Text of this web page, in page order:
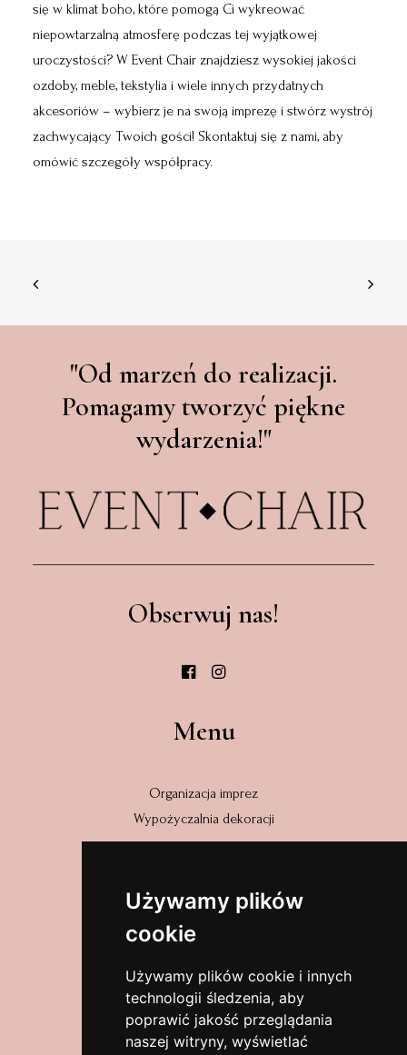
Używamy plików
cookie
Używamy plików cookie i innych
technologii śledzenia, aby
poprawić jakość przeglądania
naszej witryny, wyświetlać
się w klimat boho, które pomogą Ci wykreować
niepowtarzalną atmosferę podczas tej wyjątkowej
uroczystości? W Event Chair znajdziesz wysokiej jakości
ozdoby, meble, tekstylia i wiele innych przydatnych
akcesoriów – wybierz je na swoją imprezę i stwórz wystrój
zachwycający Twoich gości! Skontaktuj się z nami, aby
omówić szczegóły współpracy.
"Od marzeń do realizacji.
Pomagamy tworzyć piękne
wydarzenia!"
Obserwuj nas!
Menu
Organizacja imprez
Wypożyczalnia dekoracji
Wyszyńskiego 31/2
58-320 Walim
dolnośląskie, Polska
Zobacz na mapach